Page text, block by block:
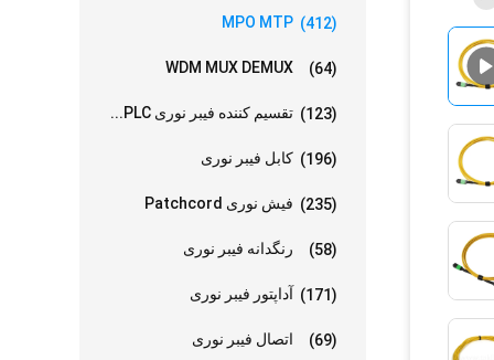
MPO MTP (412)
WDM MUX DEMUX (64)
تقسیم کننده فیبر نوری PLC... (123)
کابل فیبر نوری (196)
فیش نوری Patchcord (235)
رنگدانه فیبر نوری (58)
آداپتور فیبر نوری (171)
اتصال فیبر نوری (69)